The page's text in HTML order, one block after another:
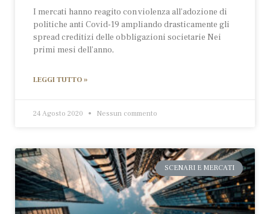
I mercati hanno reagito con violenza all’adozione di
politiche anti Covid-19 ampliando drasticamente gli
spread creditizi delle obbligazioni societarie Nei
primi mesi dell’anno,
LEGGI TUTTO »
24 Agosto 2020 Nessun commento
SCENARI E MERCATI